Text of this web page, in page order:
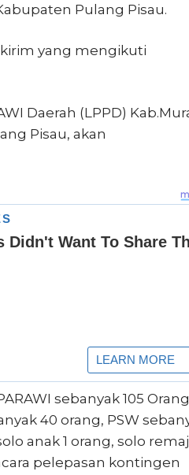
Pulang Pisau.
yang mengikuti
Daerah (LPPD)
Pisau, akan
sebanyak 105
40 orang, PSW
anak 1 orang, solo
pelepasan kontingen